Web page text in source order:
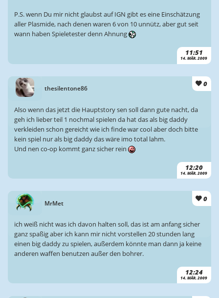
11:51
14. MÄR. 2009
P.S. wenn Du mir nicht glaubst auf IGN gibt es eine Einschätzung
aller Plasmide, nach denen waren 6 von 10 unnütz, aber gut seit
wann haben Spieletester denn Ahnung
thesilentone86
0
12:20
14. MÄR. 2009
Also wenn das jetzt die Hauptstory sen soll dann gute nacht, da
geh ich lieber teil 1 nochmal spielen da hat das als big daddy
verkleiden schon gereicht wie ich finde war cool aber doch bitte
kein spiel nur als big daddy das wäre imo total lahm.
Und nen co-op kommt ganz sicher rein
MrMet
0
12:24
14. MÄR. 2009
ich weiß nicht was ich davon halten soll, das ist am anfang sicher
ganz spaßig aber ich kann mir nicht vorstellen 20 stunden lang
einen big daddy zu spielen, außerdem könnte man dann ja keine
anderen waffen benutzen außer den bohrer.